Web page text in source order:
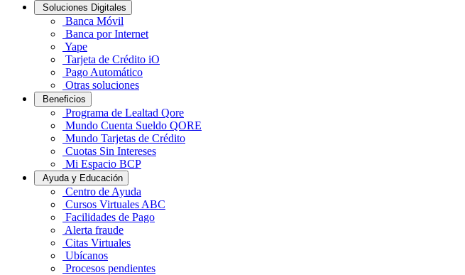
Soluciones Digitales
Banca Móvil
Banca por Internet
Yape
Tarjeta de Crédito iO
Pago Automático
Otras soluciones
Beneficios
Programa de Lealtad Qore
Mundo Cuenta Sueldo QORE
Mundo Tarjetas de Crédito
Cuotas Sin Intereses
Mi Espacio BCP
Ayuda y Educación
Centro de Ayuda
Cursos Virtuales ABC
Facilidades de Pago
Alerta fraude
Citas Virtuales
Ubícanos
Procesos pendientes